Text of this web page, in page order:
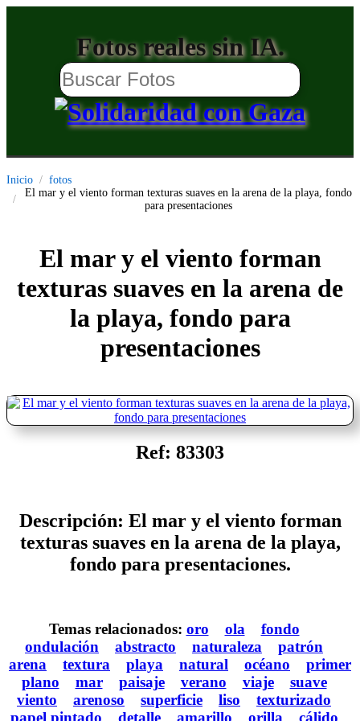
Fotos reales sin IA.
Inicio
fotos
El mar y el viento forman texturas suaves en la arena de la playa, fondo
para presentaciones
El mar y el viento forman
texturas suaves en la arena de
la playa, fondo para
presentaciones
Ref: 83303
Descripción: El mar y el viento forman
texturas suaves en la arena de la playa,
fondo para presentaciones.
Temas relacionados: oro ola
fondo
ondulación
abstracto naturaleza
patrón
arena
textura playa natural océano
primer
plano
mar paisaje verano viaje
suave
viento
arenoso superficie liso
texturizado
papel pintado
detalle amarillo orilla cálido